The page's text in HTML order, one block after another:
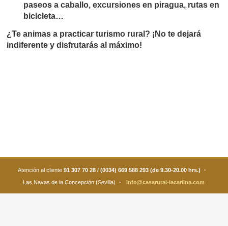
paseos a caballo, excursiones en piragua, rutas en
bicicleta…
¿Te animas a practicar turismo rural? ¡No te dejará
indiferente y disfrutarás al máximo!
Atención al cliente 91 307 70 28 / (0034) 669 588 293 (de 9.30-20.00 hrs.) ·
Las Navas de la Concepción (Sevilla) · info@casarural-lacarlina.com